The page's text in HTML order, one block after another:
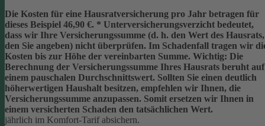
Die Kosten für eine Hausratversicherung pro Jahr betragen für
dieses Beispiel 46,90 €. * Unterversicherungsverzicht bedeutet,
dass wir Ihre Versicherungssumme (d. h. den Wert des Hausrats,
den Sie angeben) nicht überprüfen. Im Schadenfall tragen wir
Kosten bis zur Höhe der vereinbarten Summe. Wichtig: Die
Berechnung der Versicherungssumme Ihres Hausrats beruht auf
einem pauschalen Durchschnittswert. Sollten Sie einen deutlich
höherwertigen Haushalt besitzen, empfehlen wir Ihnen, die
Versicherungssumme anzupassen. Somit ersetzen wir Ihnen in
einem versicherten Schaden den tatsächlichen Wert.
jährlich im Komfort-Tarif absichern.